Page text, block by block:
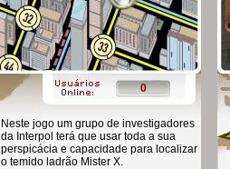
0
Neste jogo um grupo de investigadores
da Interpol terá que usar toda a sua
perspicácia e capacidade para localizar
o temido ladrão Mister X.